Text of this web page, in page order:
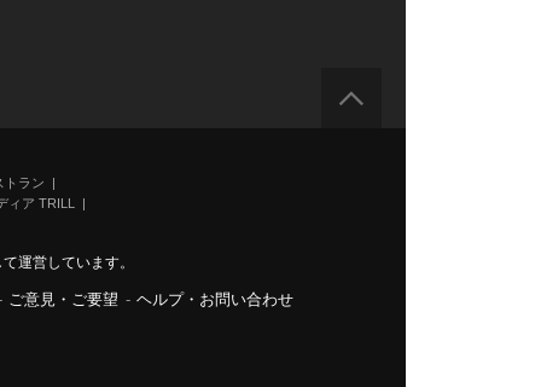
ラン
ィア TRILL
運営しています。
ご意見・ご要望 - ヘルプ・お問い合わせ